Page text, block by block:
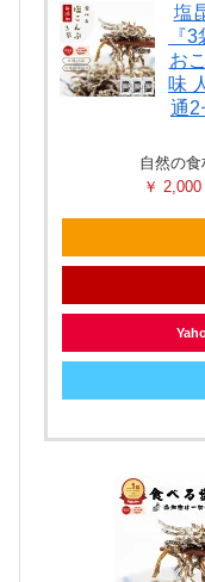
塩
『
お
味
通2
自然の
￥ 2,000